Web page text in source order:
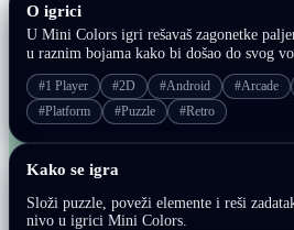
O igrici
U Mini Colors igri rešavaš zagonetke
u raznim bojama kako bi došao do svog
#1 Player #2D #Android #Arcade
#Platform
#Puzzle #Retro
Kako se igra
Složi puzzle, poveži elemente i reši
nivo u igrici Mini Colors.